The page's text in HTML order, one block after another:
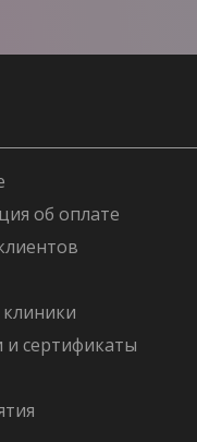
об оплате
сертификаты